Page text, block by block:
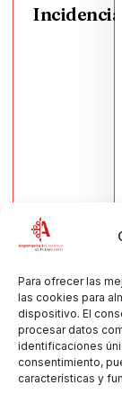
Para ofrecer las
las cookies para
dispositivo. El
procesar datos
identificaciones
consentimiento,
características y
Incidencias